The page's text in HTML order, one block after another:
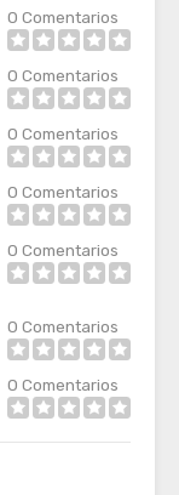
0 Comentarios
0 Comentarios
0 Comentarios
0 Comentarios
0 Comentarios
0 Comentarios
0 Comentarios